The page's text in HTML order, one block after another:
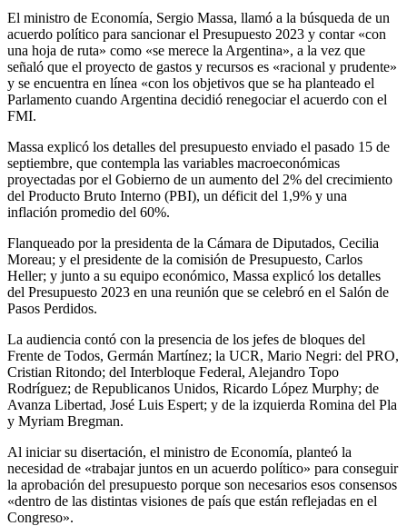
Compartir
El ministro de Economía, Sergio Massa, llamó a la búsqueda de un
acuerdo político para sancionar el Presupuesto 2023 y contar «con
una hoja de ruta» como «se merece la Argentina», a la vez que
señaló que el proyecto de gastos y recursos es «racional y prudente»
y se encuentra en línea «con los objetivos que se ha planteado el
Parlamento cuando Argentina decidió renegociar el acuerdo con el
FMI.
Massa explicó los detalles del presupuesto enviado el pasado 15 de
septiembre, que contempla las variables macroeconómicas
proyectadas por el Gobierno de un aumento del 2% del crecimiento
del Producto Bruto Interno (PBI), un déficit del 1,9% y una
inflación promedio del 60%.
Flanqueado por la presidenta de la Cámara de Diputados, Cecilia
Moreau; y el presidente de la comisión de Presupuesto, Carlos
Heller; y junto a su equipo económico, Massa explicó los detalles
del Presupuesto 2023 en una reunión que se celebró en el Salón de
Pasos Perdidos.
La audiencia contó con la presencia de los jefes de bloques del
Frente de Todos, Germán Martínez; la UCR, Mario Negri: del PRO,
Cristian Ritondo; del Interbloque Federal, Alejandro Topo
Rodríguez; de Republicanos Unidos, Ricardo López Murphy; de
Avanza Libertad, José Luis Espert; y de la izquierda Romina del Pla
y Myriam Bregman.
Al iniciar su disertación, el ministro de Economía, planteó la
necesidad de «trabajar juntos en un acuerdo político» para conseguir
la aprobación del presupuesto porque son necesarios esos consensos
«dentro de las distintas visiones de país que están reflejadas en el
Congreso».